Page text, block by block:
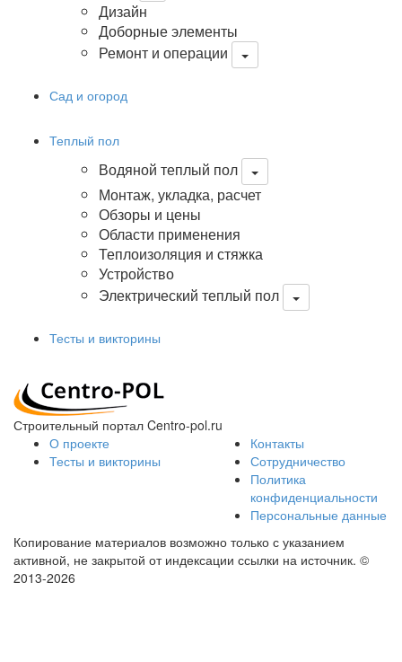
Дизайн
Доборные элементы
Ремонт и операции
Сад и огород
Теплый пол
Водяной теплый пол
Монтаж, укладка, расчет
Обзоры и цены
Области применения
Теплоизоляция и стяжка
Устройство
Электрический теплый пол
Тесты и викторины
Строительный портал Centro-pol.ru
О проекте
Тесты и викторины
Контакты
Сотрудничество
Политика
конфиденциальности
Персональные данные
Копирование материалов возможно только с указанием
активной, не закрытой от индексации ссылки на источник. ©
2013-2026